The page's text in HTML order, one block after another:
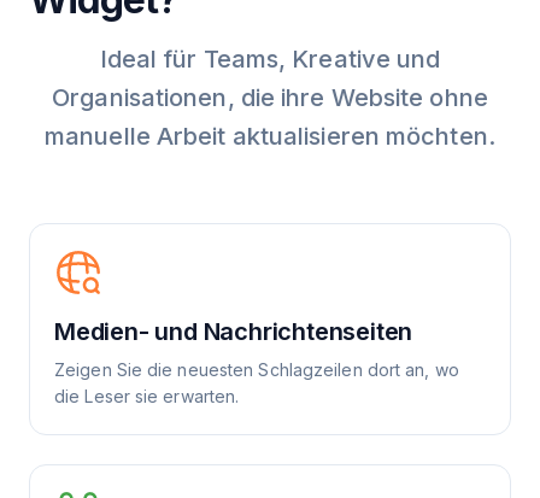
Ideal für Teams, Kreative und
Organisationen, die ihre Website ohne
manuelle Arbeit aktualisieren möchten.
Medien- und Nachrichtenseiten
Zeigen Sie die neuesten Schlagzeilen dort an, wo
die Leser sie erwarten.